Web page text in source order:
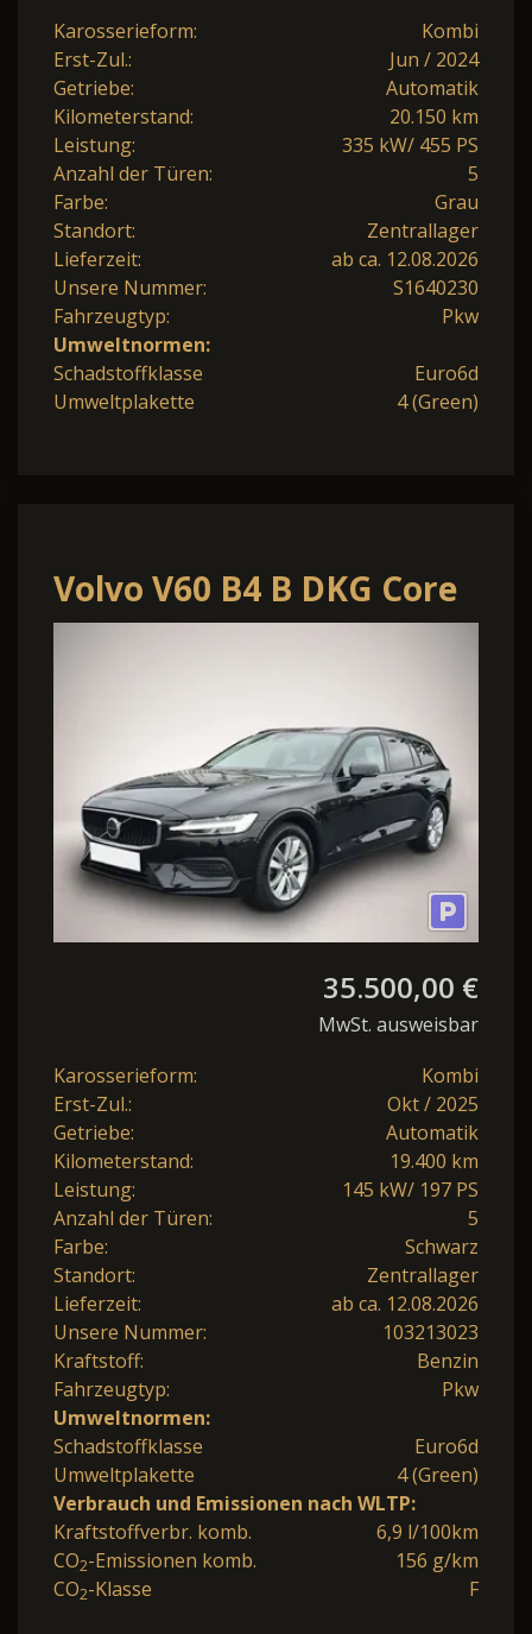
Karosserieform:
Kombi
Erst-Zul.:
Jun / 2024
Getriebe:
Automatik
Kilometerstand:
20.150 km
Leistung:
335 kW/ 455 PS
Anzahl der Türen:
5
Farbe:
Grau
Standort:
Zentrallager
Lieferzeit:
ab ca. 12.08.2026
Unsere Nummer:
S1640230
Fahrzeugtyp:
Pkw
Umweltnormen:
Schadstoffklasse
Euro6d
Umweltplakette
4 (Green)
Volvo V60 B4 B DKG Core
Winter-Paket*Alarm
35.500,00 €
MwSt. ausweisbar
Karosserieform:
Kombi
Erst-Zul.:
Okt / 2025
Getriebe:
Automatik
Kilometerstand:
19.400 km
Leistung:
145 kW/ 197 PS
Anzahl der Türen:
5
Farbe:
Schwarz
Standort:
Zentrallager
Lieferzeit:
ab ca. 12.08.2026
Unsere Nummer:
103213023
Kraftstoff:
Benzin
Fahrzeugtyp:
Pkw
Umweltnormen:
Schadstoffklasse
Euro6d
Umweltplakette
4 (Green)
Verbrauch und Emissionen nach WLTP:
Kraftstoffverbr. komb.
6,9 l/100km
CO2-Emissionen komb.
156 g/km
CO2-Klasse F